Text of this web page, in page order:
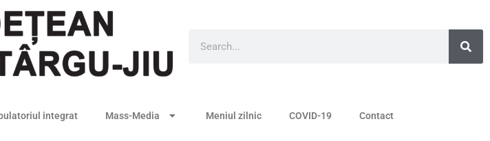
integrat Mass-Media Meniul zilnic COVID-19 Contact